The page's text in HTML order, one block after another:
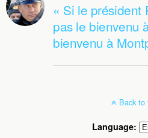
« Si le président
pas le bienvenu
bienvenu à
Back to
Language: